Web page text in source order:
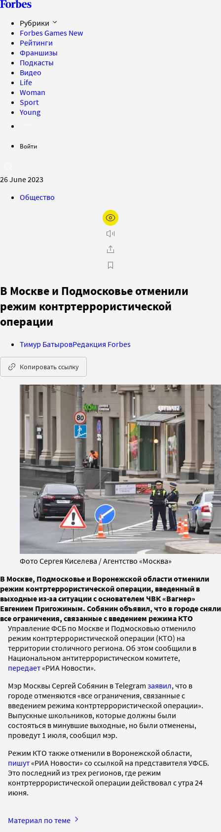
Рубрики
Forbes Games New
Рейтинги
Франшизы
Подкасты
Видео
Life
Woman
Sport
Young
Войти
26 June 2023
Общество
В Москве и Подмосковье отменили
режим контртеррористической
операции
Тимур БатыровРедакция Forbes
Копировать ссылку
Фото Сергея Киселева / Агентство «Москва»
В Москве, Подмосковье и Воронежской области отменили
режим контртеррористической операции, введенный в
выходные из-за ситуации с основателем ЧВК «Вагнер»
Евгением Пригожиным. Собянин объявил, что в городе сняли
все ограничения, связанные с введением режима КТО
Управление ФСБ по Москве и Подмосковью отменило
режим контртеррористической операции (КТО) на
территории столичного региона. Об этом сообщили в
Национальном антитеррористическом комитете,
передает«РИА Новости».
Мэр Москвы Сергей Собянин в Telegram заявил, что в
городе отменяются «все ограничения, связанные с
введением режима контртеррористической операции».
Выпускные школьников, которые должны были
состояться в минувшие выходные, но были отменены,
проведут 1 июля, сообщил мэр.
Режим КТО также отменили в Воронежской области,
пишут«РИА Новости» со ссылкой на представителя УФСБ.
Это последний из трех регионов, где режим
контртеррористической операции действовал с утра 24
июня.
Материал по теме